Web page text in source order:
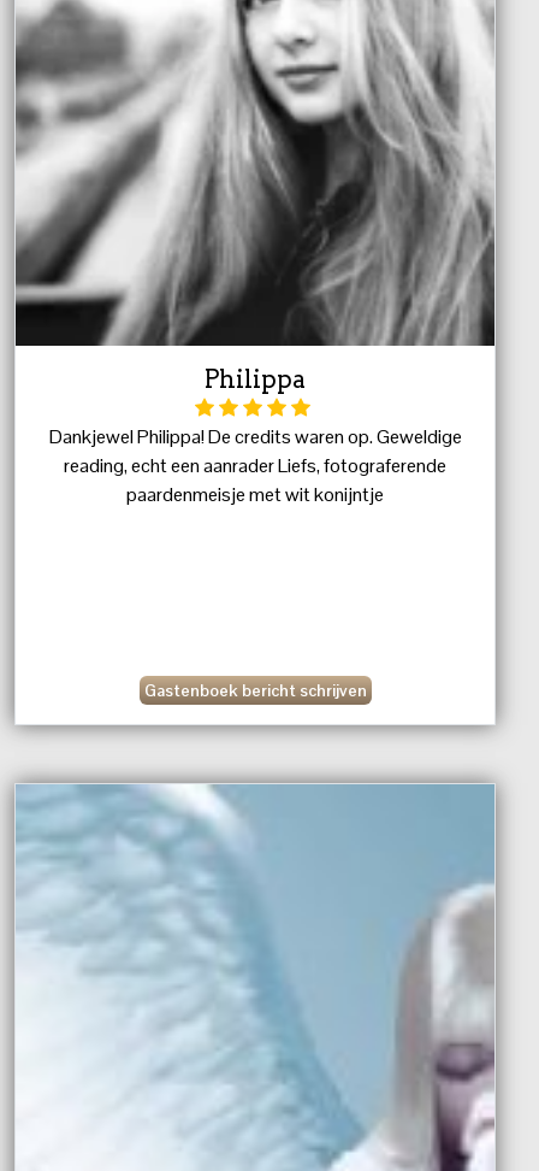
Philippa
Dankjewel Philippa! De credits waren op. Geweldige
reading, echt een aanrader Liefs, fotograferende
paardenmeisje met wit konijntje
Gastenboek bericht schrijven